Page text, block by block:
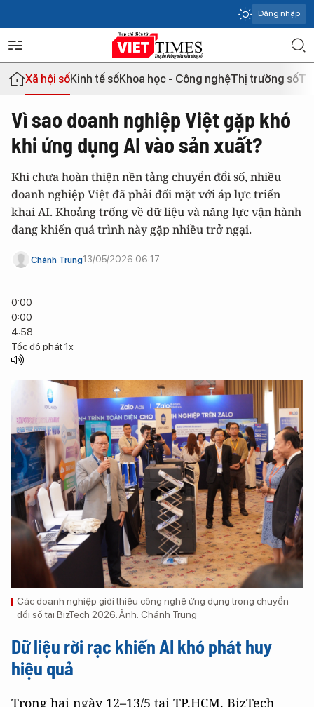
Đăng nhập
Xã hội sốKinh tế sốKhoa học - Công nghệThị trường số
Vì sao doanh nghiệp Việt gặp khó
khi ứng dụng AI vào sản xuất?
Khi chưa hoàn thiện nền tảng chuyển đổi số, nhiều
doanh nghiệp Việt đã phải đối mặt với áp lực triển
khai AI. Khoảng trống về dữ liệu và năng lực vận hành
đang khiến quá trình này gặp nhiều trở ngại.
Chánh Trung13/05/2026 06:17
0:00
0:00
4:58
Tốc độ phát1x
Các doanh nghiệp giới thiệu công nghệ ứng dụng trong chuyển
đổi số tại BizTech 2026. Ảnh: Chánh Trung
Dữ liệu rời rạc khiến AI khó phát huy
hiệu quả
Trong hai ngày 12–13/5 tại TP.HCM, BizTech